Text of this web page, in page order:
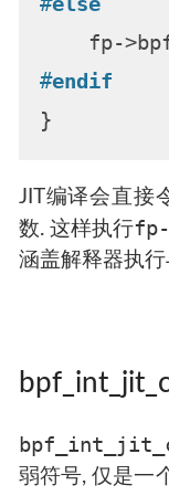
#endif
JIT编译会直接
数. 这样执行
涵盖解释器执
弱符号, 仅是一